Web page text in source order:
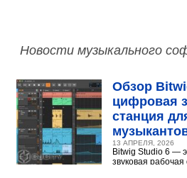
Новости музыкального
Обзор
цифровая
станция
13 АПРЕЛЯ, 2026
Bitwig Studio 6 —
звуковая